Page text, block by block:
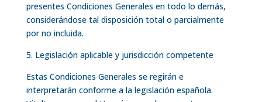
presentes Condiciones Generales en todo lo demás,
considerándose tal disposición total o parcialmente
por no incluida.
5. Legislación aplicable y jurisdicción competente
Estas Condiciones Generales se regirán e
interpretarán conforme a la legislación española.